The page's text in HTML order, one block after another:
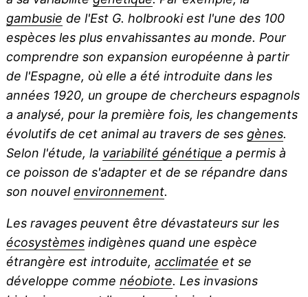
gambusie de l'Est G. holbrookiest l'une des 100
espèces les plus envahissantes au monde. Pour
comprendre son expansion européenne à partir
de l'Espagne, où elle a été introduite dans les
années 1920, un groupe de chercheurs espagnols
a analysé, pour la première fois, les changements
évolutifs de cet animal au travers de ses gènes.
Selon l'étude, la variabilité génétique a permis à
ce poisson de s'adapter et de se répandre dans
son nouvelenvironnement.
Les ravages peuvent être dévastateurs sur les
écosystèmesindigènes quand une espèce
étrangère est introduite, acclimatée et se
développe comme néobiote. Les invasions